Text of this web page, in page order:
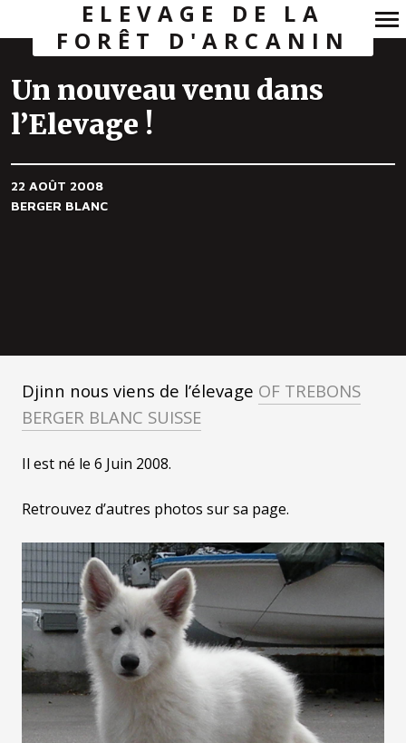
Navigation
principale
ELEVAGE DE LA
FORÊT D'ARCANIN
Un nouveau venu dans
l’Elevage !
22 AOÛT 2008
BERGER BLANC
Djinn nous viens de l’élevage OF TREBONS
BERGER BLANC SUISSE
Il est né le 6 Juin 2008.
Retrouvez d’autres photos sur sa page.